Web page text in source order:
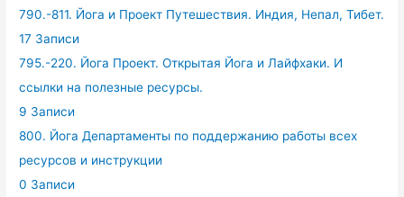
790.-811. Йога и Проект Путешествия. Индия, Непал, Тибет.
17 Записи
795.-220. Йога Проект. Открытая Йога и Лайфхаки. И
ссылки на полезные ресурсы.
9 Записи
800. Йога Департаменты по поддержанию работы всех
ресурсов и инструкции
0 Записи